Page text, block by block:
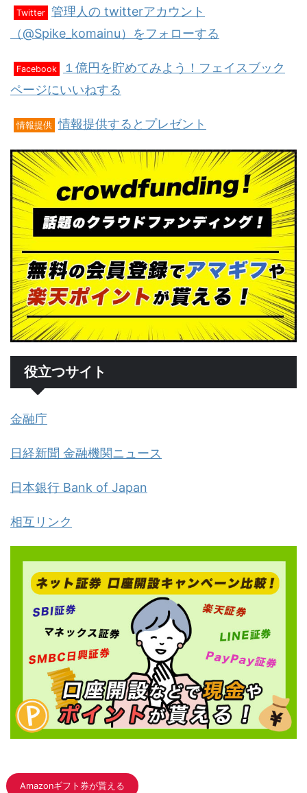
Twitter 管理人の twitterアカウント
（@Spike_komainu）をフォローする
Facebook
１億円を貯めてみよう！フェイスブック
ページにいいねする
情報提供 情報提供するとプレゼント
役立つサイト
金融庁
日経新聞 金融機関ニュース
日本銀行 Bank of Japan
相互リンク
Amazonギフト券が貰える